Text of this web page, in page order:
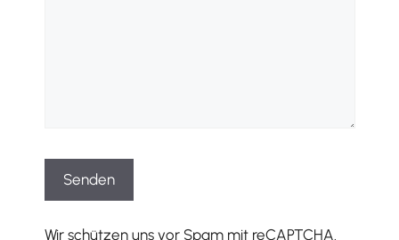
Wir schützen uns vor Spam mit reCAPTCHA.